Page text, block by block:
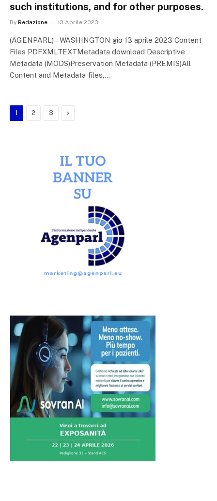
such institutions, and for other purposes.
By Redazione 13 Aprile 2023
(AGENPARL) – WASHINGTON gio 13 aprile 2023 Content
Files PDFXMLTEXTMetadata download Descriptive
Metadata (MODS)Preservation Metadata (PREMIS)All
Content and Metadata files,…
1 2 3 Next